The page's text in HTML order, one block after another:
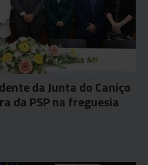
da Junta do Caniço
da PSP na freguesia